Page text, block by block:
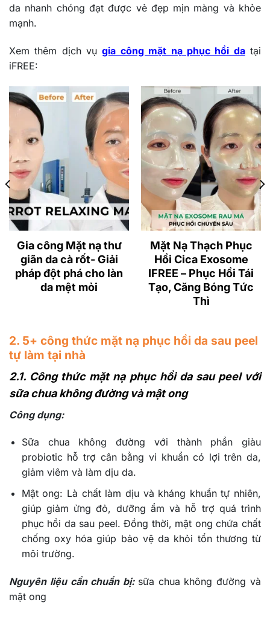
da nhanh chóng đạt được vẻ đẹp mịn màng và khỏe
mạnh.
Xem thêm dịch vụgia công mặt nạ phục hồi datại
iFREE:
Gia công Mặt nạ thư
giãn da cà rốt- Giải
pháp đột phá cho làn
da mệt mỏi
Mặt Nạ Thạch Phục
Hồi Cica Exosome
IFREE – Phục Hồi Tái
Tạo, Căng Bóng Tức
Thì
2. 5+ công thức mặt nạ phục hồi da sau peel
tự làm tại nhà
2.1. Công thức mặt nạ phục hồi da sau peel với
sữa chua không đường và mật ong
Công dụng:
Sữa chua không đường với thành phần giàu
probiotic hỗ trợ cân bằng vi khuẩn có lợi trên da,
giảm viêm và làm dịu da.
Mật ong: Là chất làm dịu và kháng khuẩn tự nhiên,
giúp giảm ửng đỏ, dưỡng ẩm và hỗ trợ quá trình
phục hồi da sau peel. Đồng thời, mật ong chứa chất
chống oxy hóa giúp bảo vệ da khỏi tổn thương từ
môi trường.
Nguyên liệu cần chuẩn bị: sữa chua không đường và
mật ong